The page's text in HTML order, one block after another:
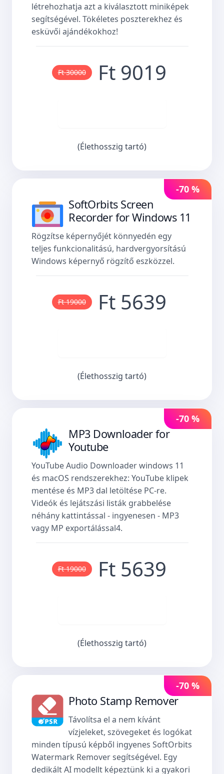
létrehozhatja azt a kiválasztott miniképek
segítségével. Tökéletes poszterekhez és
esküvői ajándékokhoz!
Ft 30000 Ft 9019
(Élethosszig tartó)
-70 %
SoftOrbits Screen
Recorder for Windows 11
Rögzítse képernyőjét könnyedén egy
teljes funkcionalitású, hardvergyorsítású
Windows képernyő rögzítő eszközzel.
Ft 19000 Ft 5639
(Élethosszig tartó)
-70 %
MP3 Downloader for
Youtube
YouTube Audio Downloader windows 11
és macOS rendszerekhez: YouTube klipek
mentése és MP3 dal letöltése PC-re.
Videók és lejátszási listák grabbelése
néhány kattintással - ingyenesen - MP3
vagy MP exportálással4.
Ft 19000 Ft 5639
(Élethosszig tartó)
-70 %
Photo Stamp Remover
Távolítsa el a nem kívánt
vízjeleket, szövegeket és logókat
minden típusú képből ingyenes SoftOrbits
Watermark Remover segítségével. Egy
dedikált AI modellt képeztünk ki a gyakori